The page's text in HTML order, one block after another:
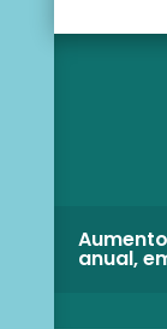
anual,